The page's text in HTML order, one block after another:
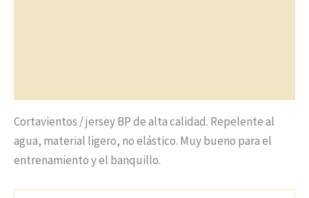
Cortavientos / jersey BP de alta calidad. Repelente al
agua, material ligero, no elástico. Muy bueno para el
entrenamiento y el banquillo.